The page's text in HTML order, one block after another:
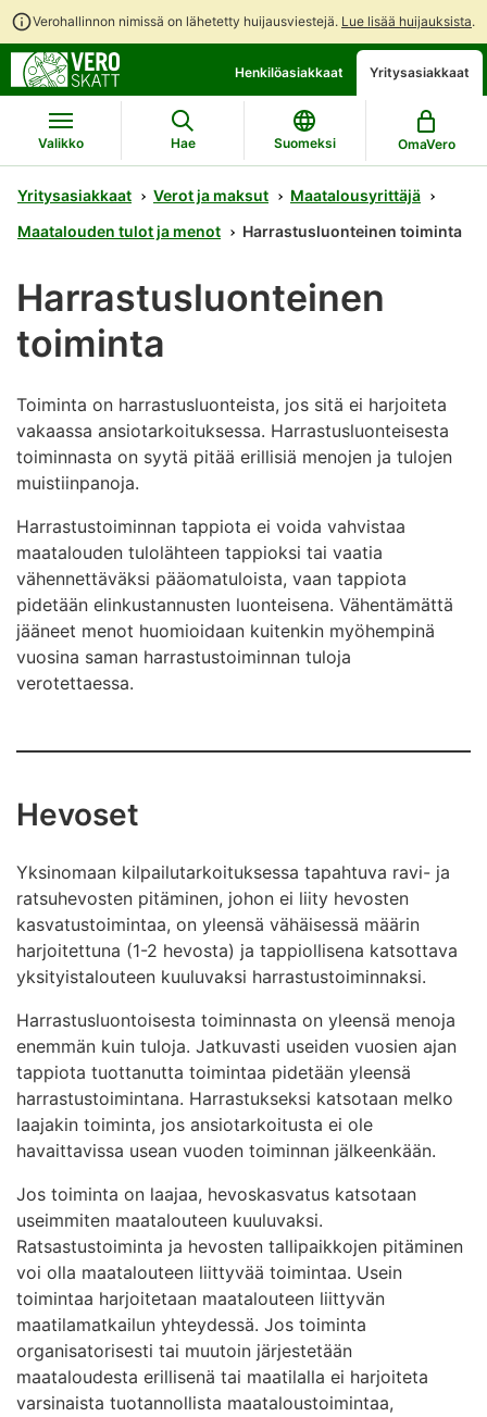
Verohallinnon nimissä on lähetetty huijausviestejä. Lue lisää huijauksista.
suoraan
sisältöön
koko
sivuston
hakuun
chattibotin
keskustelu
Henkilöasiakkaat Yritysasiakkaat
Valikko Hae Suomeksi OmaVero
Yritysasiakkaat Verot ja maksut
Maatalousyrittäjä
Maatalouden tulot ja menot
Harrastusluonteinen toiminta
Harrastusluonteinen
toiminta
Toiminta on harrastusluonteista, jos sitä ei harjoiteta
vakaassa ansiotarkoituksessa. Harrastusluonteisesta
toiminnasta on syytä pitää erillisiä menojen ja tulojen
muistiinpanoja.
Harrastustoiminnan tappiota ei voida vahvistaa
maatalouden tulolähteen tappioksi tai vaatia
vähennettäväksi pääomatuloista, vaan tappiota
pidetään elinkustannusten luonteisena. Vähentämättä
jääneet menot huomioidaan kuitenkin myöhempinä
vuosina saman harrastustoiminnan tuloja
verotettaessa.
Hevoset
Yksinomaan kilpailutarkoituksessa tapahtuva ravi- ja
ratsuhevosten pitäminen, johon ei liity hevosten
kasvatustoimintaa, on yleensä vähäisessä määrin
harjoitettuna (1-2 hevosta) ja tappiollisena katsottava
yksityistalouteen kuuluvaksi harrastustoiminnaksi.
Harrastusluontoisesta toiminnasta on yleensä menoja
enemmän kuin tuloja. Jatkuvasti useiden vuosien ajan
tappiota tuottanutta toimintaa pidetään yleensä
harrastustoimintana. Harrastukseksi katsotaan melko
laajakin toiminta, jos ansiotarkoitusta ei ole
havaittavissa usean vuoden toiminnan jälkeenkään.
Jos toiminta on laajaa, hevoskasvatus katsotaan
useimmiten maatalouteen kuuluvaksi.
Ratsastustoiminta ja hevosten tallipaikkojen pitäminen
voi olla maatalouteen liittyvää toimintaa. Usein
toimintaa harjoitetaan maatalouteen liittyvän
maatilamatkailun yhteydessä. Jos toiminta
organisatorisesti tai muutoin järjestetään
maataloudesta erillisenä tai maatilalla ei harjoiteta
varsinaista tuotannollista maataloustoimintaa,